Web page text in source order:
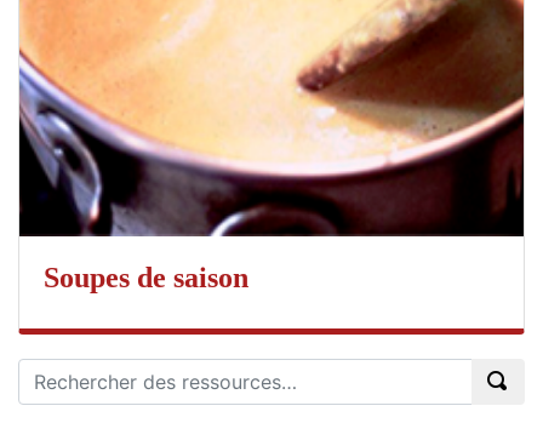
Soupes de saison